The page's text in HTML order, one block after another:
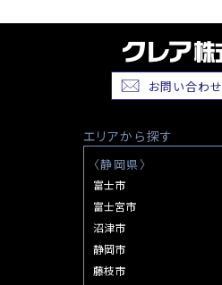
お問い合わせ
エリアから探す
〈静岡県〉
富士市
富士宮市
沼津市
静岡市
藤枝市